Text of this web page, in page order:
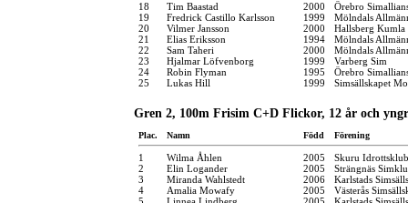
18
Tim Baastad 2000
Örebro
19
Fredrick Castillo Karlsson 1999
Mölndals
20
Vilmer Jansson 2000
Hallsberg
21
Elias Eriksson 1994
Mölndals
22
Sam Taheri 2000
Mölndals
23
Hjalmar Löfvenborg 1999
Varberg Sim
24
Robin Flyman 1995
Örebro
25
Lukas Hill 1999 Simsällskapet
Gren 2, 100m Frisim C+D Flickor, 12 år och
Plac. Namn Född Förening
1 Wilma Åhlen 2005
Skuru
2
Elin Logander 2005
Strängnäs
3
Miranda Wahlstedt 2006
Karlstads
4
Amalia Mowafy 2005
Västerås